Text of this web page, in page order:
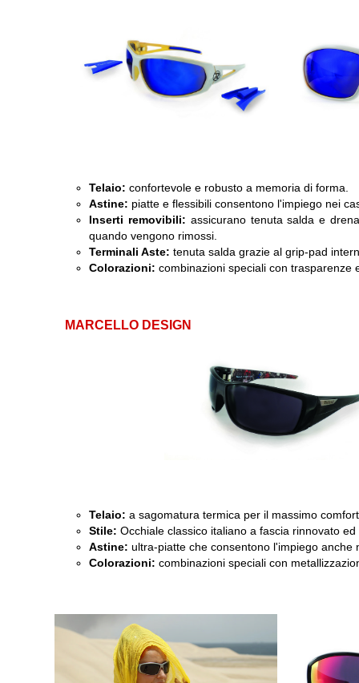
Telaio: confortevole e robusto a memoria di forma.
Astine: piatte e flessibili consentono l'impiego nei
Inserti removibili: assicurano tenuta salda e
quando vengono rimossi.
Terminali Aste: tenuta salda grazie al grip-pad
Colorazioni: combinazioni speciali con trasparenze
MARCELLO DESIGN
Telaio: a sagomatura termica per il massimo
Stile: Occhiale classico italiano a fascia rinnovato
Astine: ultra-piatte che consentono l'impiego anche
Colorazioni: combinazioni speciali con